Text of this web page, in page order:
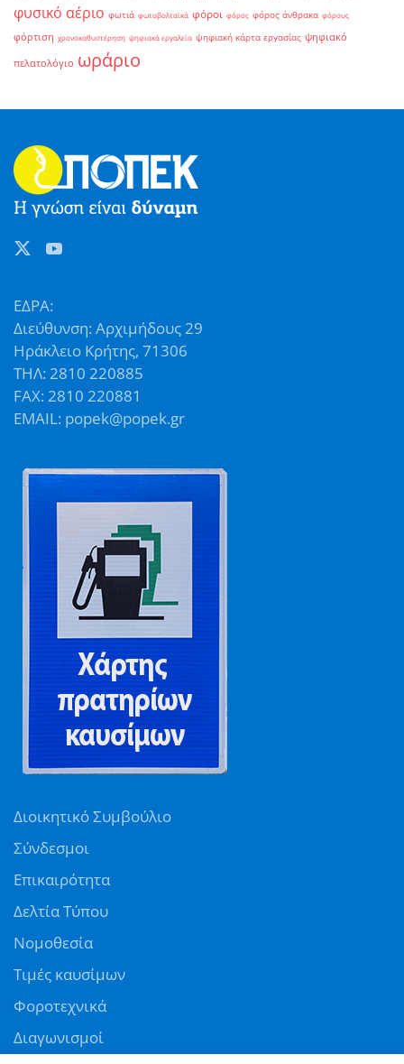
φυσικό αέριο φωτιά φωτοβολταϊκά φόροι φόρος φόρος άνθρακα φόρους
φόρτιση χρονοκαθυστέρηση ψηφιακά εργαλεία ψηφιακή κάρτα εργασίας ψηφιακό
πελατολόγιο ωράριο
ΕΔΡΑ:
Διεύθυνση: Αρχιμήδους 29
Ηράκλειο Κρήτης, 71306
ΤΗΛ: 2810 220885
FAX: 2810 220881
EMAIL: popek@popek.gr
Διοικητικό Συμβούλιο
Σύνδεσμοι
Επικαιρότητα
Δελτία Τύπου
Νομοθεσία
Τιμές καυσίμων
Φοροτεχνικά
Διαγωνισμοί